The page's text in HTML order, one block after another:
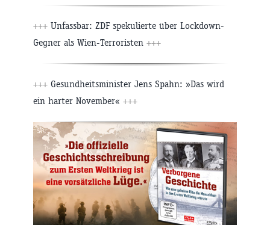
+++ Unfassbar: ZDF spekulierte über Lockdown-
Gegner als Wien-Terroristen +++
+++ Gesundheitsminister Jens Spahn: »Das wird
ein harter November« +++